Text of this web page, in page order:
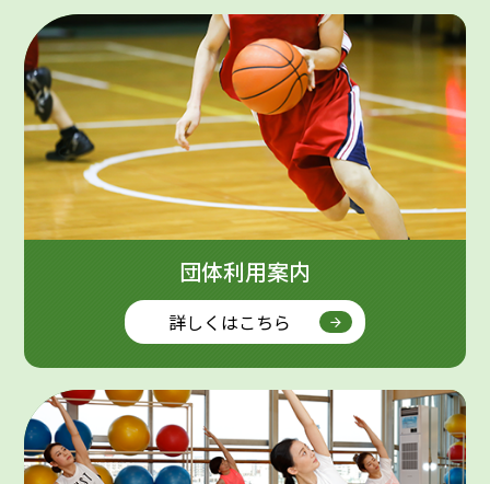
団体利用案内
詳しくはこちら